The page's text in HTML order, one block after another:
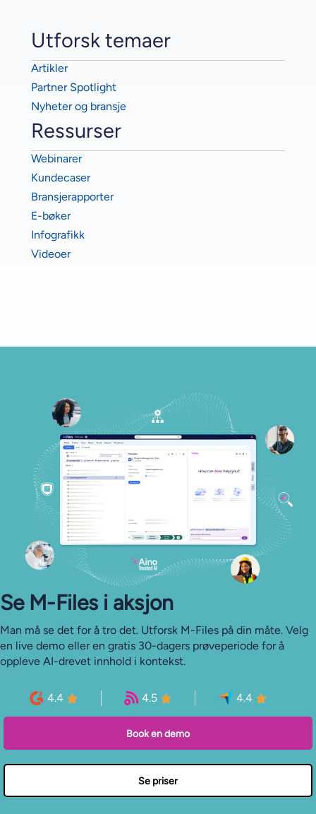
Utforsk temaer
Artikler
Partner Spotlight
Nyheter og bransje
Ressurser
Webinarer
Kundecaser
Bransjerapporter
E-bøker
Infografikk
Videoer
Se M-⁠Files i aksjon
Man må se det for å tro det. Utforsk M-Files på din måte. Velg
en live demo eller en gratis 30-dagers prøveperiode for å
oppleve AI-drevet innhold i kontekst.
4.4 4.5 4.4
Book en demo
Se priser